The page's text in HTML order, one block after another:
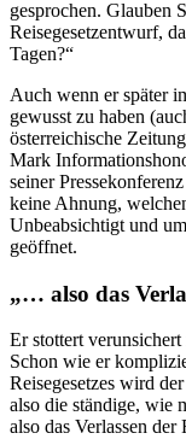
gesprochen. Glauben
Reisegesetzentwurf,
Tagen?“
Auch wenn er später
gewusst zu haben
österreichische
Mark
seiner
keine Ahnung,
Unbeabsichtigt und
geöffnet.
„… also das
Er stottert
Schon wie er
Reisegesetzes wird
also die ständige, wie
also das Verlassen